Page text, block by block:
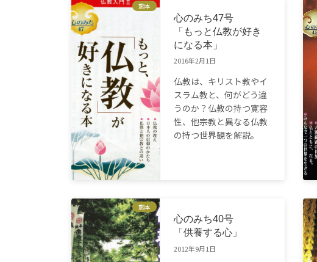
施本
心のみち47号
「もっと仏教が好き
になる本」
2016年2月1日
仏教は、キリスト教やイ
スラム教と、何がどう違
うのか？仏教の持つ寛容
性、他宗教と異なる仏教
の持つ世界観を解説。
施本
心のみち40号
「供養する心」
2012年9月1日